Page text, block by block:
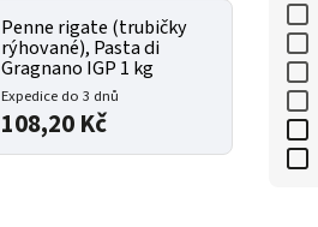
Penne rigate (trubičky
rýhované), Pasta di
Gragnano IGP 1 kg
Expedice do 3 dnů
108,20 Kč